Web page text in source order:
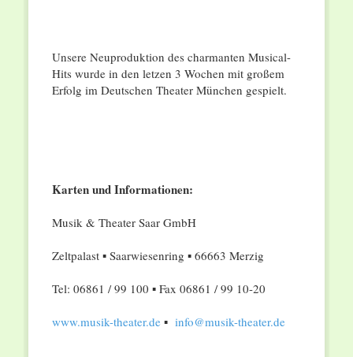
Unsere Neuproduktion des charmanten Musical-
Hits wurde in den letzen 3 Wochen mit großem
Erfolg im Deutschen Theater München gespielt.
Karten und Informationen:
Musik & Theater Saar GmbH
Zeltpalast ▪ Saarwiesenring ▪ 66663 Merzig
Tel: 06861 / 99 100 ▪ Fax 06861 / 99 10-20
www.musik-theater.de▪ info@musik-theater.de